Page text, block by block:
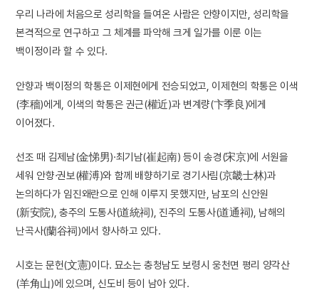
우리 나라에 처음으로 성리학을 들여온 사람은 안향이지만, 성리학을
본격적으로 연구하고 그 체계를 파악해 크게 일가를 이룬 이는
백이정이라 할 수 있다.
안향과 백이정의 학통은 이제현에게 전승되었고, 이제현의 학통은 이색
(李穡)에게, 이색의 학통은 권근(權近)과 변계량(卞季良)에게
이어졌다.
선조 때 김제남(金悌男)·최기남(崔起南) 등이 송경(宋京)에 서원을
세워 안향·권보(權溥)와 함께 배향하기로 경기사림(京畿士林)과
논의하다가 임진왜란으로 인해 이루지 못했지만, 남포의 신안원
(新安院), 충주의 도통사(道統祠), 진주의 도통사(道通祠), 남해의
난곡사(蘭谷祠)에서 향사하고 있다.
시호는 문헌(文憲)이다. 묘소는 충청남도 보령시 웅천면 평리 양각산
(羊角山)에 있으며, 신도비 등이 남아 있다.